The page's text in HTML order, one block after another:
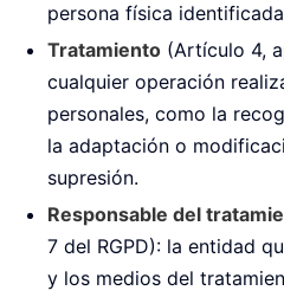
persona física
Tratamiento (Artículo 4,
cualquier operación
personales, como la
la adaptación o
supresión.
Responsable del
7 del RGPD): la entidad
y los medios del